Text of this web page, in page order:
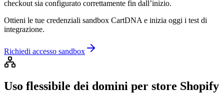
checkout sia configurato correttamente fin dall’inizio.
Ottieni le tue credenziali sandbox CartDNA e inizia oggi i test di
integrazione.
Richiedi accesso sandbox
Uso flessibile dei domini per store Shopify